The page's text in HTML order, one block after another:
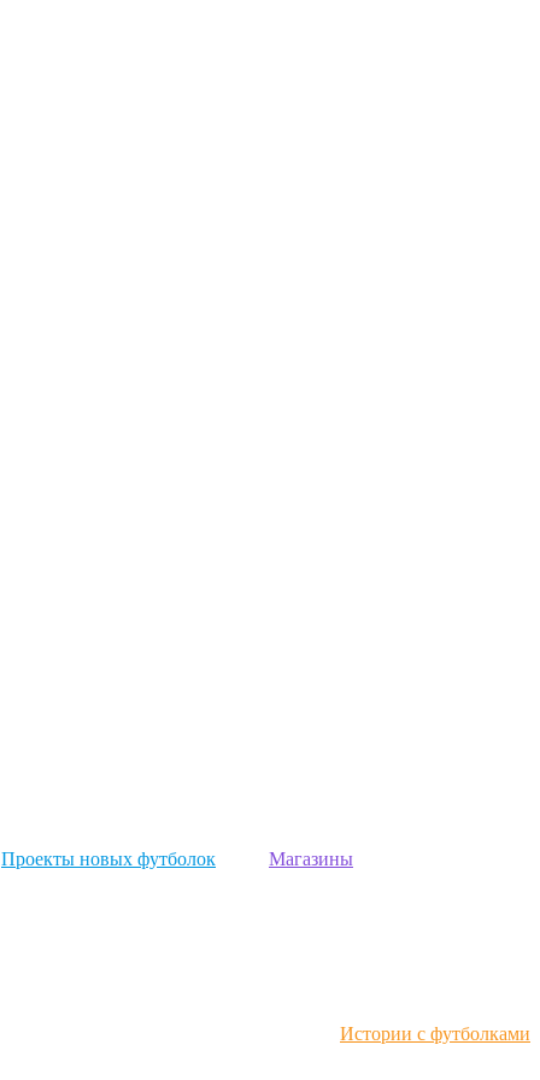
Магазины
Проекты новых футболок
Истории с футболками